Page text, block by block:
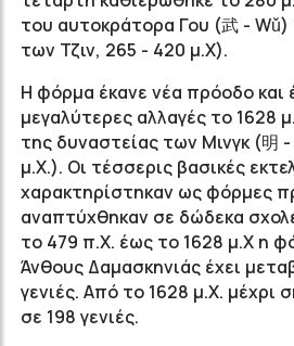
του αυτοκράτορα Γου (武 -
των Τζιν, 265 - 420 μ.Χ).
Η φόρμα έκανε νέα πρόοδο και
μεγαλύτερες αλλαγές το 1628
της δυναστείας των Μινγκ (明
μ.Χ.). Οι τέσσερις βασικές
χαρακτηρίστηκαν ως φόρμες
αναπτύχθηκαν σε δώδεκα
το 479 π.Χ. έως το 1628 μ.Χ η
Άνθους Δαμασκηνιάς έχει
γενιές. Από το 1628 μ.Χ. μέχρι
σε 198 γενιές.